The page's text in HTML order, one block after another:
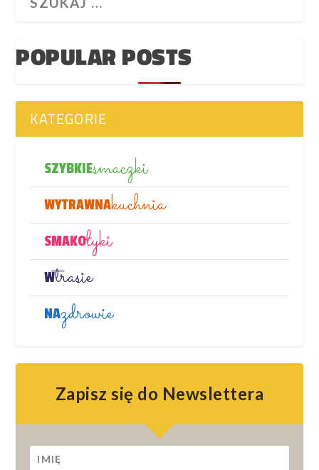
POPULAR POSTS
KATEGORIE
SZYBKIEsmaczki
WYTRAWNAkuchnia
SMAKOłyki
Wtrasie
NAzdrowie
Zapisz się do Newslettera